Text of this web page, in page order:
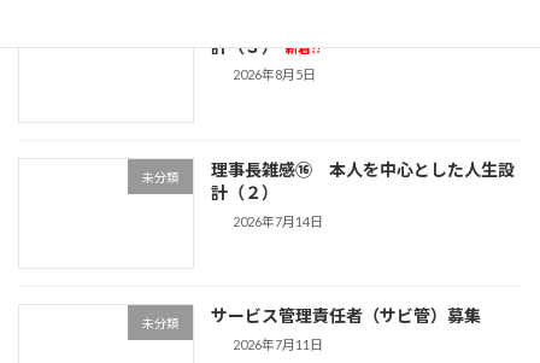
計（３） 新着!!
2026年8月5日
未分類
理事長雑感⑯ 本人を中心とした人生設
計（２）
2026年7月14日
未分類 サービス管理責任者（サビ管）募集
2026年7月11日